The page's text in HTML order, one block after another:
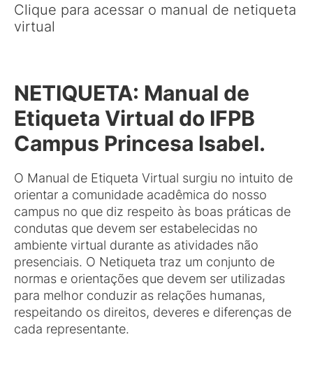
Clique para acessar o manual de netiqueta
virtual
NETIQUETA: Manual de
Etiqueta Virtual do IFPB
Campus Princesa Isabel.
O Manual de Etiqueta Virtual surgiu no intuito de
orientar a comunidade acadêmica do nosso
campus no que diz respeito às boas práticas de
condutas que devem ser estabelecidas no
ambiente virtual durante as atividades não
presenciais. O Netiqueta traz um conjunto de
normas e orientações que devem ser utilizadas
para melhor conduzir as relações humanas,
respeitando os direitos, deveres e diferenças de
cada representante.